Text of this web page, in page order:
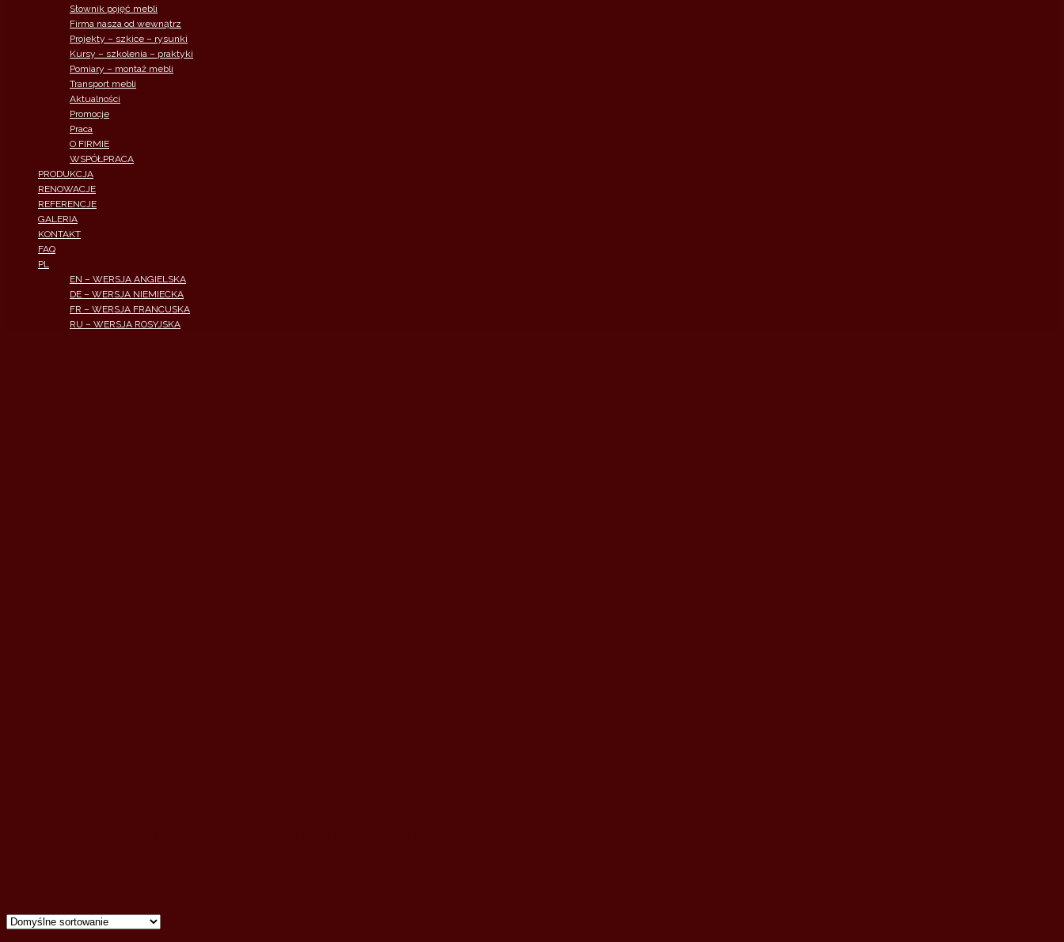
Słownik pojęć mebli
Firma nasza od wewnątrz
Projekty – szkice – rysunki
Kursy – szkolenia – praktyki
Pomiary – montaż mebli
Transport mebli
Aktualności
Promocje
Praca
O FIRMIE
WSPÓŁPRACA
PRODUKCJA
RENOWACJE
REFERENCJE
GALERIA
KONTAKT
FAQ
PL
EN – WERSJA ANGIELSKA
DE – WERSJA NIEMIECKA
FR – WERSJA FRANCUSKA
RU – WERSJA ROSYJSKA